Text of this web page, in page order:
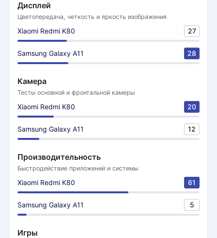
Дисплей
Цветопередача, четкость и яркость изображения
Xiaomi Redmi K80 27
Samsung Galaxy A11 28
Камера
Тесты основной и фронтальной камеры
Xiaomi Redmi K80 20
Samsung Galaxy A11 12
Производительность
Быстродействие приложений и системы
Xiaomi Redmi K80 61
Samsung Galaxy A11 5
Игры